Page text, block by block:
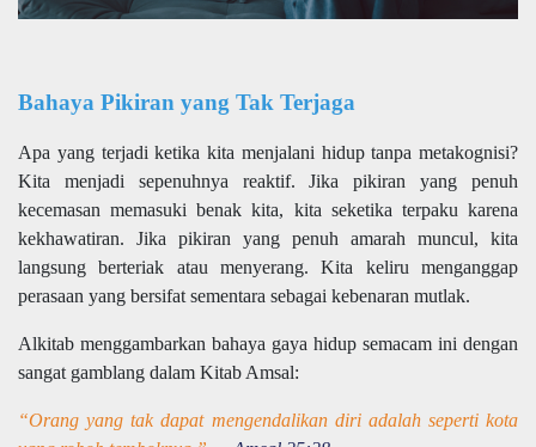
Bahaya Pikiran yang Tak Terjaga
Apa yang terjadi ketika kita menjalani hidup tanpa metakognisi?
Kita menjadi sepenuhnya reaktif. Jika pikiran yang penuh
kecemasan memasuki benak kita, kita seketika terpaku karena
kekhawatiran. Jika pikiran yang penuh amarah muncul, kita
langsung berteriak atau menyerang. Kita keliru menganggap
perasaan yang bersifat sementara sebagai kebenaran mutlak.
Alkitab menggambarkan bahaya gaya hidup semacam ini dengan
sangat gamblang dalam Kitab Amsal:
“Orang yang tak dapat mengendalikan diri adalah seperti kota